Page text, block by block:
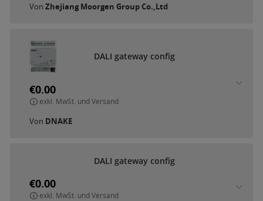
Von Zhejiang Moorgen Group Co.,Ltd
DALI gateway config
€0.00
exkl. MwSt. und Versand
Von DNAKE
DALI gateway config
€0.00
exkl. MwSt. und Versand